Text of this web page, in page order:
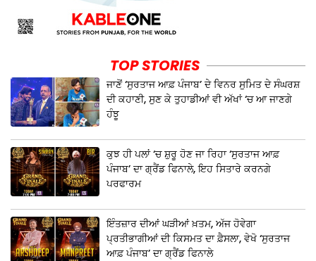
TOP STORIES
ਜਾਣੋਂ ‘ਸੁਰਤਾਜ ਆਫ਼ ਪੰਜਾਬ’ ਦੇ ਵਿਨਰ ਸੁਮਿਤ ਦੇ ਸੰਘਰਸ਼
ਦੀ ਕਹਾਣੀ, ਸੁਣ ਕੇ ਤੁਹਾਡੀਆਂ ਵੀ ਅੱਖਾਂ ‘ਚ ਆ ਜਾਣਗੇ
ਹੰਝੂ
ਕੁਝ ਹੀ ਪਲਾਂ ‘ਚ ਸ਼ੁਰੂ ਹੋਣ ਜਾ ਰਿਹਾ ‘ਸੁਰਤਾਜ ਆਫ਼
ਪੰਜਾਬ’ ਦਾ ਗ੍ਰੈਂਡ ਫਿਨਾਲੇ, ਇਹ ਸਿਤਾਰੇ ਕਰਨਗੇ
ਪਰਫਾਰਮ
ਇੰਤਜ਼ਾਰ ਦੀਆਂ ਘੜੀਆਂ ਖ਼ਤਮ, ਅੱਜ ਹੋਵੇਗਾ
ਪ੍ਰਤੀਭਾਗੀਆਂ ਦੀ ਕਿਸਮਤ ਦਾ ਫ਼ੈਸਲਾ, ਵੇਖੋ ‘ਸੁਰਤਾਜ
ਆਫ਼ ਪੰਜਾਬ’ ਦਾ ਗ੍ਰੈਂਡ ਫਿਨਾਲੇ